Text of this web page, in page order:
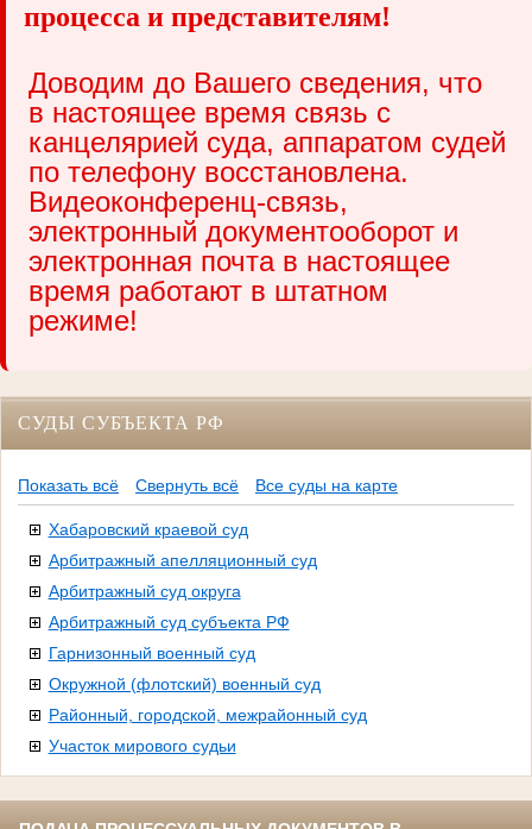
процесса и представителям!
Доводим до Вашего сведения, что
в настоящее время связь с
канцелярией суда, аппаратом судей
по телефону восстановлена.
Видеоконференц-связь,
электронный документооборот и
электронная почта в настоящее
время работают в штатном
режиме!
СУДЫ СУБЪЕКТА РФ
Показать всё Свернуть всё Все суды на карте
Хабаровский краевой суд
Арбитражный апелляционный суд
Арбитражный суд округа
Арбитражный суд субъекта РФ
Гарнизонный военный суд
Окружной (флотский) военный суд
Районный, городской, межрайонный суд
Участок мирового судьи